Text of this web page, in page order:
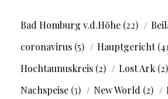
Bad Homburg v.d.Höhe(22)
coronavirus(5) Hauptgericht
Hochtaunuskreis(2) Lost Ark(2)
Nachspeise(3) New World (2)